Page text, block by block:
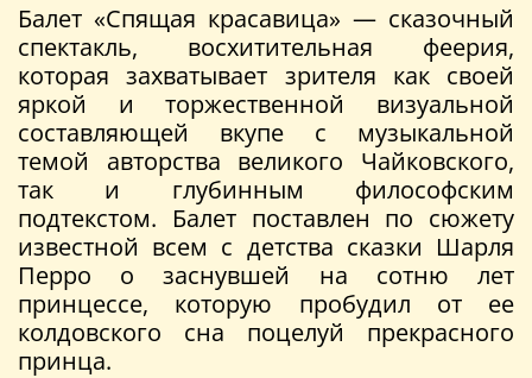
Балет «Спящая красавица» — сказочный
спектакль, восхитительная феерия,
которая захватывает зрителя как своей
яркой и торжественной визуальной
составляющей вкупе с музыкальной
темой авторства великого Чайковского,
так и глубинным философским
подтекстом. Балет поставлен по сюжету
известной всем с детства сказки Шарля
Перро о заснувшей на сотню лет
принцессе, которую пробудил от ее
колдовского сна поцелуй прекрасного
принца.